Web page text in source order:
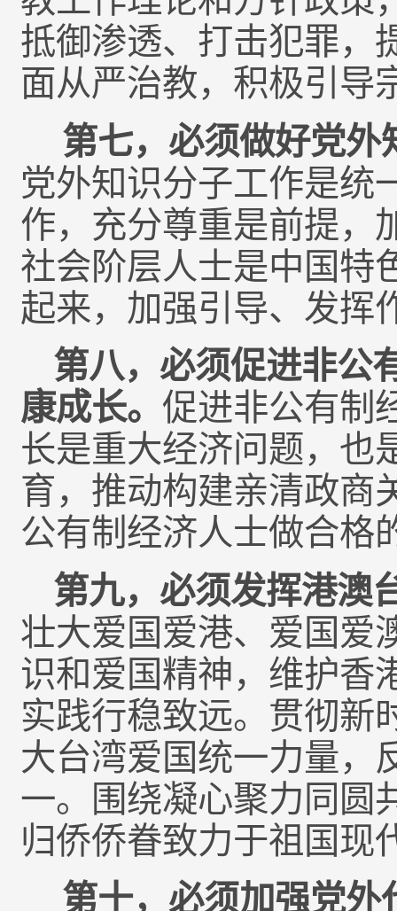
抵御渗透、打击犯罪，
面从严治教，积极引导
第七，必须做好党外
党外知识分子工作是统
作，充分尊重是前提，
社会阶层人士是中国特
起来，加强引导、发挥
第八，必须促进非公
康成长。 促进非公有制
长是重大经济问题，也
育，推动构建亲清政商
公有制经济人士做合格
第九，必须发挥港澳
壮大爱国爱港、爱国爱
识和爱国精神，维护香
实践行稳致远。贯彻新
大台湾爱国统一力量，
一。围绕凝心聚力同圆
归侨侨眷致力于祖国现
第十，必须加强党外